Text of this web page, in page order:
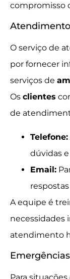
compromisso
O serviço de
por fornecer
serviços de
Os clientes
de
Telefone:
dúvidas
Email:
A equipe é
necessidades
atendimento